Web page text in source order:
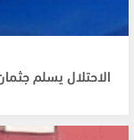
الاحتلال يسلم